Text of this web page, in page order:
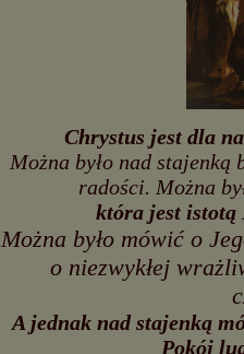
Chrystus jest dla
Można było nad stajenką
radości. Można
która jest istotą
Można było mówić o
o niezwykłej
A jednak nad stajenką
Pokój